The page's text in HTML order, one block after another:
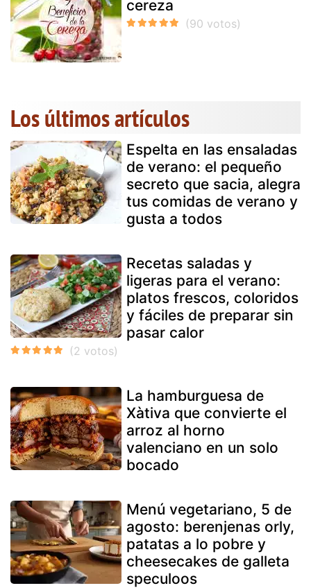
cereza
Los últimos artículos
Espelta en las ensaladas
de verano: el pequeño
secreto que sacia, alegra
tus comidas de verano y
gusta a todos
Recetas saladas y
ligeras para el verano:
platos frescos, coloridos
y fáciles de preparar sin
pasar calor
La hamburguesa de
Xàtiva que convierte el
arroz al horno
valenciano en un solo
bocado
Menú vegetariano, 5 de
agosto: berenjenas orly,
patatas a lo pobre y
cheesecakes de galleta
speculoos